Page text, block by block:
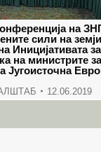
на
сили на
Иницијативата за
на министрите за
Југоисточна
12.06.2019